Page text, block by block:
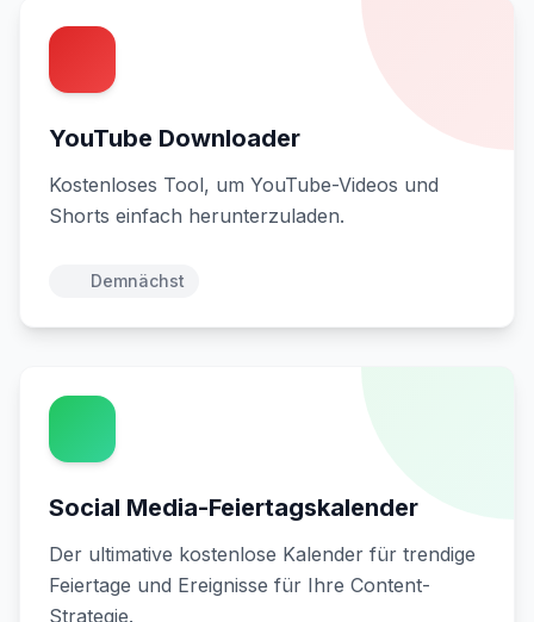
YouTube Downloader
Kostenloses Tool, um YouTube-Videos und
Shorts einfach herunterzuladen.
Demnächst
Social Media-Feiertagskalender
Der ultimative kostenlose Kalender für trendige
Feiertage und Ereignisse für Ihre Content-
Strategie.